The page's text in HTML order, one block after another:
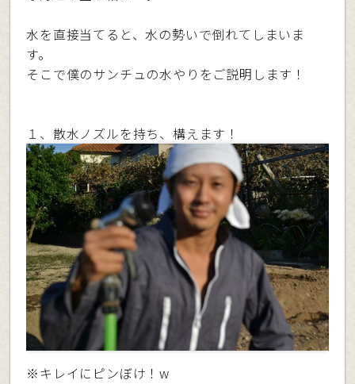
水を直接当てると、水の勢いで倒れてしまいま
す。
そこで僕のサンチュの水やりをご説明します！
１、散水ノズルを持ち、構えます！
※キレイにピンぼけ！w